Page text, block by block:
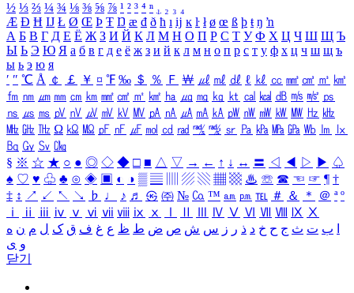
½ ⅓ ⅔ ¼ ¾ ⅛ ⅜ ⅝ ⅞ ¹ ² ³ ⁴ ⁿ ₁ ₂ ₃ ₄
Æ Ð Ħ Ĳ Ł Ø Œ Þ Ŧ Ŋ æ đ ð ħ ı ĳ ĸ ŀ ł ø œ ß þ ŧ ŋ ŉ
А Б В Г Д Е Ё Ж З И Й К Л М Н О П Р С Т У Ф Х Ц Ч Ш Щ Ъ
Ы Ь Э Ю Я а б в г д е ё ж з и й к л м н о п р с т у ф х ц ч ш щ ъ
ы ь э ю я
′ ″ ℃ Å ￠ ￡ ￥ ¤ ℉ ‰ ＄ ％ Ｆ ￦ ㎕ ㎖ ㎗ ℓ ㎘ ㏄ ㎣ ㎤ ㎥ ㎦
㎙ ㎚ ㎛ ㎜ ㎝ ㎞ ㎟ ㎠ ㎡ ㎢ ㏊ ㎍ ㎎ ㎏ ㏏ ㎈ ㎉ ㏈ ㎧ ㎨ ㎰
㎱ ㎲ ㎳ ㎴ ㎵ ㎶ ㎷ ㎸ ㎹ ㎀ ㎁ ㎂ ㎃ ㎄ ㎺ ㎻ ㎽ ㎾ ㎿ ㎐ ㎑
㎒ ㎓ ㎔ Ω ㏀ ㏁ ㎊ ㎋ ㎌ ㏖ ㏅ ㎭ ㎮ ㎯ ㏛ ㎩ ㎪ ㎫ ㎬ ㏝ ㏐
㏓
㏃ ㏉ ㏜ ㏆
§ ※ ☆ ★ ○ ● ◎ ◇ ◆ □ ■ △ ▽ → ← ↑ ↓ ↔ 〓 ◁ ◀ ▷ ▶ ♤
♠ ♡ ♥ ♧ ♣ ⊙ ◈ ▣ ◐ ◑ ▒ ▤ ▨ ▧ ▦ ▩ ♨ ☏ ☎ ☜ ☞ ¶ †
‡ ↕ ↗ ↙ ↖ ↘ ♭ ♩ ♪ ♬ ㉿ ㈜ № ㏇ ™ ㏂ ㏘ ℡ ＃ ＆ ＊ ＠ ª º
ⅰ
ⅱ ⅲ ⅳ ⅴ ⅵ ⅶ ⅷ ⅸ ⅹ Ⅳ Ⅴ Ⅵ Ⅶ Ⅷ Ⅸ Ⅹ
ب ت ث ج ح خ د ذ ر ز س ش ص ض ط ظ ع غ ف ق ک ل م ن ه
و ی
닫기